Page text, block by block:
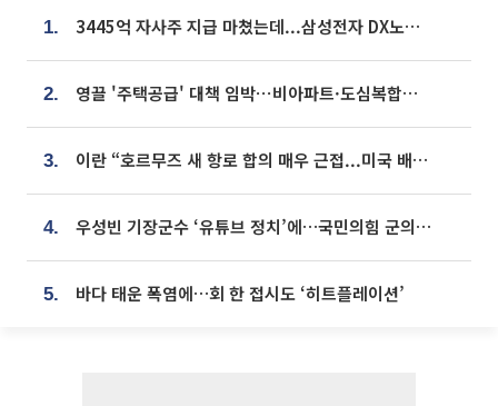
1. 3445억 자사주 지급 마쳤는데...삼성전자 DX노조, 뒤늦은 '떼쓰기 집회'
2. 영끌 '주택공급' 대책 임박⋯비아파트·도심복합까지 총동원
3. 이란 “호르무즈 새 항로 합의 매우 근접...미국 배상 먼저”
4. 우성빈 기장군수 ‘유튜브 정치’에…국민의힘 군의원들 집단 반발
5. 바다 태운 폭염에…회 한 접시도 ‘히트플레이션’